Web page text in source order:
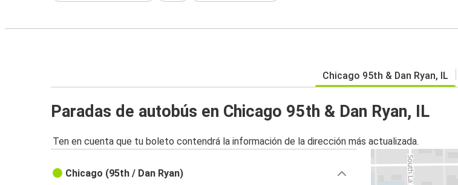
Chicago 95th & Dan Ryan, IL
Paradas de autobús en Chicago 95th & Dan Ryan, IL
Ten en cuenta que tu boleto contendrá la información de la dirección más actualizada.
Chicago (95th / Dan Ryan)